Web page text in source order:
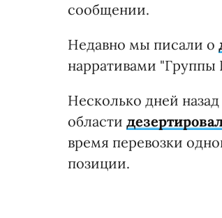
сообщении.
Недавно мы писали о
нарративами "Группы
Несколько дней
области
время перевозки
позиции.